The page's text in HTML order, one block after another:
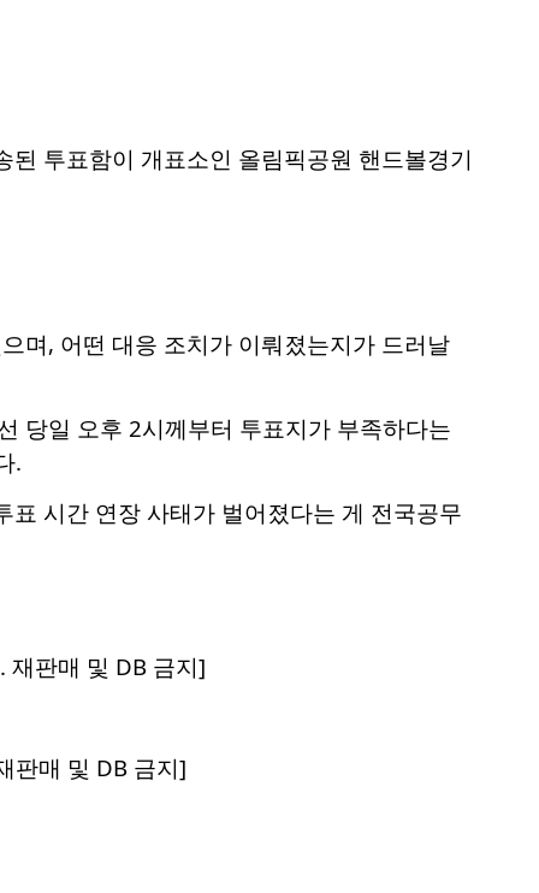
투표함이 개표소인 올림픽공원 핸드볼경기
며, 어떤 대응 조치가 이뤄졌는지가 드러날
당일 오후 2시께부터 투표지가 부족하다는
.
시간 연장 사태가 벌어졌다는 게 전국공무
판매 및 DB 금지]